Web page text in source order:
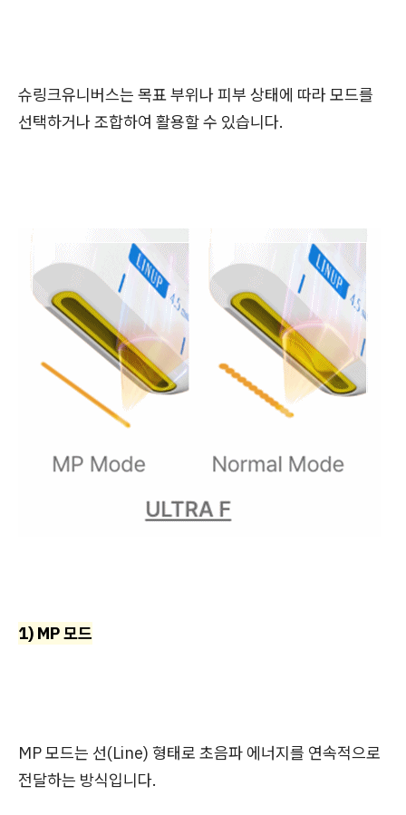
슈링크유니버스는 목표 부위나 피부 상태에 따라 모드를
선택하거나 조합하여 활용할 수 있습니다.
1) MP 모드
MP 모드는 선(Line) 형태로 초음파 에너지를 연속적으로
전달하는 방식입니다.